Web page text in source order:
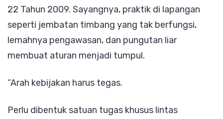
22 Tahun 2009. Sayangnya, praktik di lapangan
seperti jembatan timbang yang tak berfungsi,
lemahnya pengawasan, dan pungutan liar
membuat aturan menjadi tumpul.
“Arah kebijakan harus tegas.
Perlu dibentuk satuan tugas khusus lintas